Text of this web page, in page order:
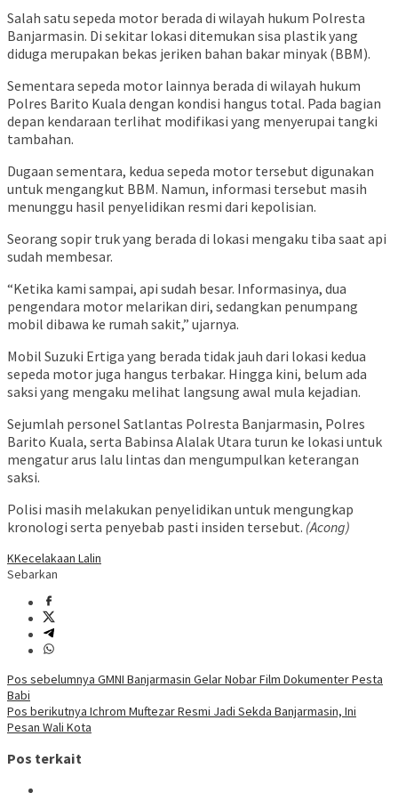
Salah satu sepeda motor berada di wilayah hukum Polresta
Banjarmasin. Di sekitar lokasi ditemukan sisa plastik yang
diduga merupakan bekas jeriken bahan bakar minyak (BBM).
Sementara sepeda motor lainnya berada di wilayah hukum
Polres Barito Kuala dengan kondisi hangus total. Pada bagian
depan kendaraan terlihat modifikasi yang menyerupai tangki
tambahan.
Dugaan sementara, kedua sepeda motor tersebut digunakan
untuk mengangkut BBM. Namun, informasi tersebut masih
menunggu hasil penyelidikan resmi dari kepolisian.
Seorang sopir truk yang berada di lokasi mengaku tiba saat api
sudah membesar.
“Ketika kami sampai, api sudah besar. Informasinya, dua
pengendara motor melarikan diri, sedangkan penumpang
mobil dibawa ke rumah sakit,” ujarnya.
Mobil Suzuki Ertiga yang berada tidak jauh dari lokasi kedua
sepeda motor juga hangus terbakar. Hingga kini, belum ada
saksi yang mengaku melihat langsung awal mula kejadian.
Sejumlah personel Satlantas Polresta Banjarmasin, Polres
Barito Kuala, serta Babinsa Alalak Utara turun ke lokasi untuk
mengatur arus lalu lintas dan mengumpulkan keterangan
saksi.
Polisi masih melakukan penyelidikan untuk mengungkap
kronologi serta penyebab pasti insiden tersebut. (Acong)
KKecelakaan Lalin
Sebarkan
Navigasi
pos
Pos sebelumnya GMNI Banjarmasin Gelar Nobar Film Dokumenter Pesta
Babi
Pos berikutnya Ichrom Muftezar Resmi Jadi Sekda Banjarmasin, Ini
Pesan Wali Kota
Pos terkait